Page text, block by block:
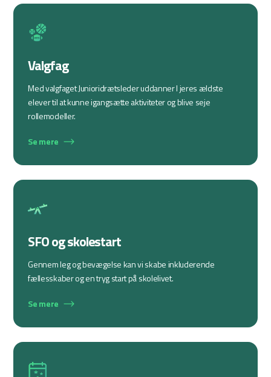
Valgfag
Med valgfaget Junioridrætsleder uddanner I jeres ældste
elever til at kunne igangsætte aktiviteter og blive seje
rollemodeller.
Se mere
SFO og skolestart
Gennem leg og bevægelse kan vi skabe inkluderende
fællesskaber og en tryg start på skolelivet.
Se mere